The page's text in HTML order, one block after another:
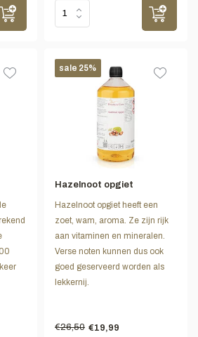
sale 25%
Hazelnoot opgiet
Hazelnoot opgiet heeft een
zoet, wam, aroma. Ze zijn rijk
aan vitaminen en mineralen.
Verse noten kunnen dus ook
goed geserveerd worden als
lekkernij.
€26,50 €19,99